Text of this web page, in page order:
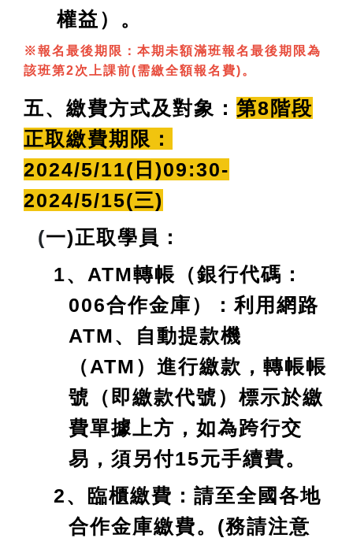
權益）。
※報名最後期限：本期未額滿班報名最後期限為
該班第2次上課前(需繳全額報名費)。
五、繳費方式及對象： 第8階段
正取繳費期限：
2024/5/11(日)09:30-
2024/5/15(三)
(一)正取學員：
1、ATM轉帳（銀行代碼：
006合作金庫）：利用網路
ATM、自動提款機
（ATM）進行繳款，轉帳帳
號（即繳款代號）標示於繳
費單據上方，如為跨行交
易，須另付15元手續費。
2、臨櫃繳費：請至全國各地
合作金庫繳費。(務請注意